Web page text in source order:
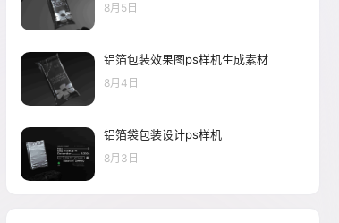
8月5日
铝箔包装效果图ps样机生成素材
8月4日
铝箔袋包装设计ps样机
8月3日